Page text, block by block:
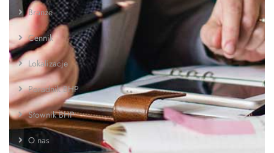
Branże
Cennik
Lokalizacje
Poradnik BHP
Słownik BHP
O nas